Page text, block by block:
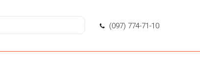
(097) 774-71-10